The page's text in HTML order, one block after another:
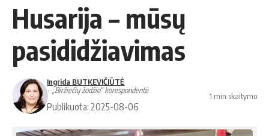
Husarija – mūsų
pasididžiavimas
Ingrida BUTKEVIČIŪTĖ
- „Biržiečių žodžio“ korespondentė
Publikuota: 2025-08-06
1 min skaitymo